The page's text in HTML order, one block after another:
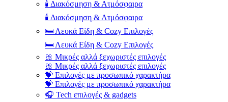
🕯️ Διακόσμηση & Ατμόσφαιρα
🕯️ Διακόσμηση & Ατμόσφαιρα
🛏️ Λευκά Είδη & Cozy Επιλογές
🛏️ Λευκά Είδη & Cozy Επιλογές
🎀 Μικρές αλλά ξεχωριστές επιλογές
🎀 Μικρές αλλά ξεχωριστές επιλογές
💝 Επιλογές με προσωπικό χαρακτήρα
💝 Επιλογές με προσωπικό χαρακτήρα
🎧 Tech επιλογές & gadgets